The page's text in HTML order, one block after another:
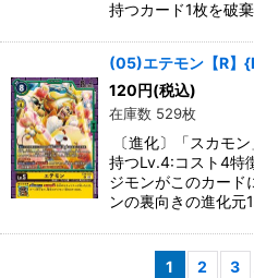
持つカード1枚を破
(05)エテモン【R】
120円(税込)
在庫数 529枚
〔進化〕「スカモ
持つLv.4:コスト4特
ジモンがこのカード
ンの裏向きの進化
1 2 3